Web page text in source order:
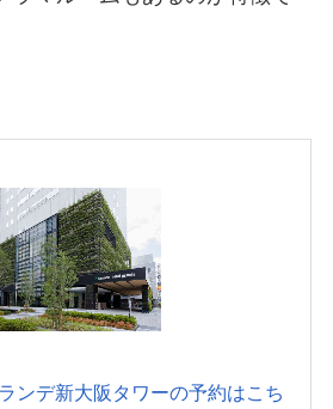
ンデ新大阪タワーの予約はこち